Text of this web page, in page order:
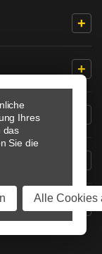
+
+
+
Ihres
das
Sie die
Alle Cookies